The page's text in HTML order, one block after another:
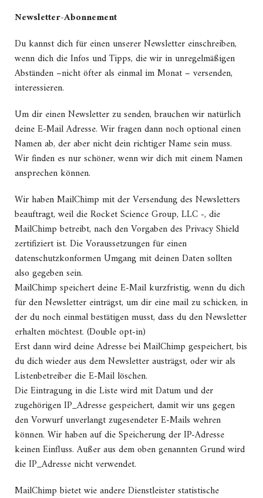
Newsletter-Abonnement
Du kannst dich für einen unserer Newsletter einschreiben,
wenn dich die Infos und Tipps, die wir in unregelmäßigen
Abständen –nicht öfter als einmal im Monat – versenden,
interessieren.
Um dir einen Newsletter zu senden, brauchen wir natürlich
deine E-Mail Adresse. Wir fragen dann noch optional einen
Namen ab, der aber nicht dein richtiger Name sein muss.
Wir finden es nur schöner, wenn wir dich mit einem Namen
ansprechen können.
Wir haben MailChimp mit der Versendung des Newsletters
beauftragt, weil die Rocket Science Group, LLC -, die
MailChimp betreibt, nach den Vorgaben des Privacy Shield
zertifiziert ist. Die Voraussetzungen für einen
datenschutzkonformen Umgang mit deinen Daten sollten
also gegeben sein.
MailChimp speichert deine E-Mail kurzfristig, wenn du dich
für den Newsletter einträgst, um dir eine mail zu schicken, in
der du noch einmal bestätigen musst, dass du den Newsletter
erhalten möchtest. (Double opt-in)
Erst dann wird deine Adresse bei MailChimp gespeichert, bis
du dich wieder aus dem Newsletter austrägst, oder wir als
Listenbetreiber die E-Mail löschen.
Die Eintragung in die Liste wird mit Datum und der
zugehörigen IP_Adresse gespeichert, damit wir uns gegen
den Vorwurf unverlangt zugesendeter E-Mails wehren
können. Wir haben auf die Speicherung der IP-Adresse
keinen Einfluss. Außer aus dem oben genannten Grund wird
die IP_Adresse nicht verwendet.
MailChimp bietet wie andere Dienstleister statistische